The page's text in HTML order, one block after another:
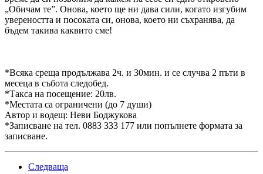
„Обичам те”. Онова, което ще ни дава сили, когато изгубим
увереността и посоката си, онова, което ни съхранява, да
бъдем такива каквито сме!
*Всяка среща продължава 2ч. и 30мин. и се случва 2 пъти в
месеца в събота следобед.
*Такса на посещение: 20лв.
*Местата са ограничени (до 7 души)
Автор и водещ: Неви Боджукова
*Записване на тел. 0883 333 177 или попълнете формата за
записване.
Следваща